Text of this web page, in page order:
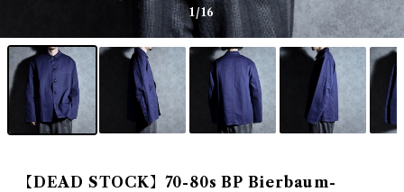
1/16
【DEAD STOCK】70-80s BP Bierbaum-